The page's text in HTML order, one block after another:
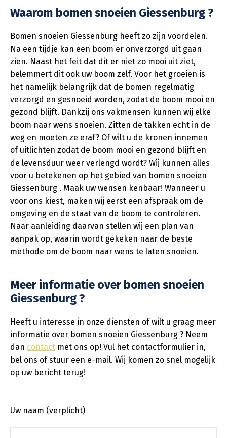
Waarom bomen snoeien Giessenburg ?
Bomen snoeien Giessenburg heeft zo zijn voordelen.
Na een tijdje kan een boom er onverzorgd uit gaan
zien. Naast het feit dat dit er niet zo mooi uit ziet,
belemmert dit ook uw boom zelf. Voor het groeien is
het namelijk belangrijk dat de bomen regelmatig
verzorgd en gesnoeid worden, zodat de boom mooi en
gezond blijft. Dankzij ons vakmensen kunnen wij elke
boom naar wens snoeien. Zitten de takken echt in de
weg en moeten ze eraf? Of wilt u de kronen innemen
of uitlichten zodat de boom mooi en gezond blijft en
de levensduur weer verlengd wordt? Wij kunnen alles
voor u betekenen op het gebied van bomen snoeien
Giessenburg . Maak uw wensen kenbaar! Wanneer u
voor ons kiest, maken wij eerst een afspraak om de
omgeving en de staat van de boom te controleren.
Naar aanleiding daarvan stellen wij een plan van
aanpak op, waarin wordt gekeken naar de beste
methode om de boom naar wens te laten snoeien.
Meer informatie over bomen snoeien
Giessenburg ?
Heeft u interesse in onze diensten of wilt u graag meer
informatie over bomen snoeien Giessenburg ? Neem
dan contact met ons op! Vul het contactformulier in,
bel ons of stuur een e-mail. Wij komen zo snel mogelijk
op uw bericht terug!
Uw naam (verplicht)